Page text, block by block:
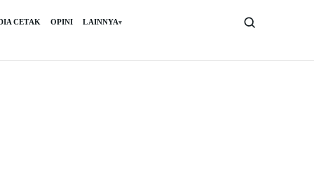
CETAK OPINI LAINNYA▾